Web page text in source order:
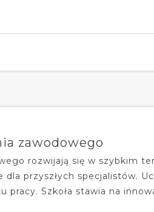
zawodowego
rozwijają się w szybkim
przyszłych specjalistów.
Szkoła stawia na